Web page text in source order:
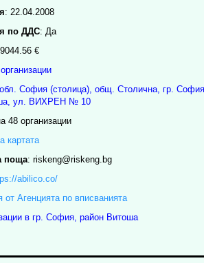
: 22.04.2008
по ДДС: Да
€
обл.София (столица) ,общ. Столична ,гр.
,ул. ВИХРЕН № 10
48 организации
картата
поща:riskeng@riskeng.bg
abilico.co/
Агенцията по вписванията
в гр. София, район Витоша